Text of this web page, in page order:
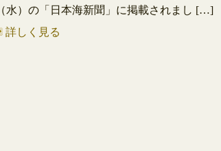
（水）の「日本海新聞」に掲載されまし […]
詳しく見る